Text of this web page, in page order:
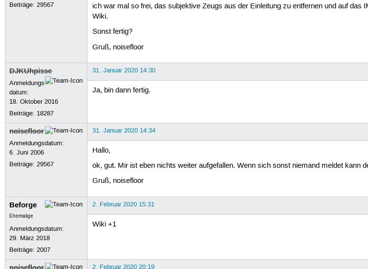
Beiträge:29567
ich war mal so frei, das subjektive Zeugs aus der Einleitung zu entfernen und auf
Wiki.
Sonst fertig?
Gruß, noisefloor
DJKUhpisse
Anmeldungs
datum:
18. Oktober 2016
Beiträge: 18287
31. Januar 2020 14:30
Ja, bin dann fertig.
noisefloor
Anmeldungsdatum:
6. Juni 2006
Beiträge:29567
31. Januar 2020 14:34
Hallo,
ok, gut. Mir ist eben nichts weiter aufgefallen. Wenn sich sonst niemand meldet kann
Gruß, noisefloor
Beforge
Ehemalige
Anmeldungsdatum:
29. März 2018
Beiträge:2007
2. Februar 2020 15:31
Wiki +1
2. Februar 2020 20:19